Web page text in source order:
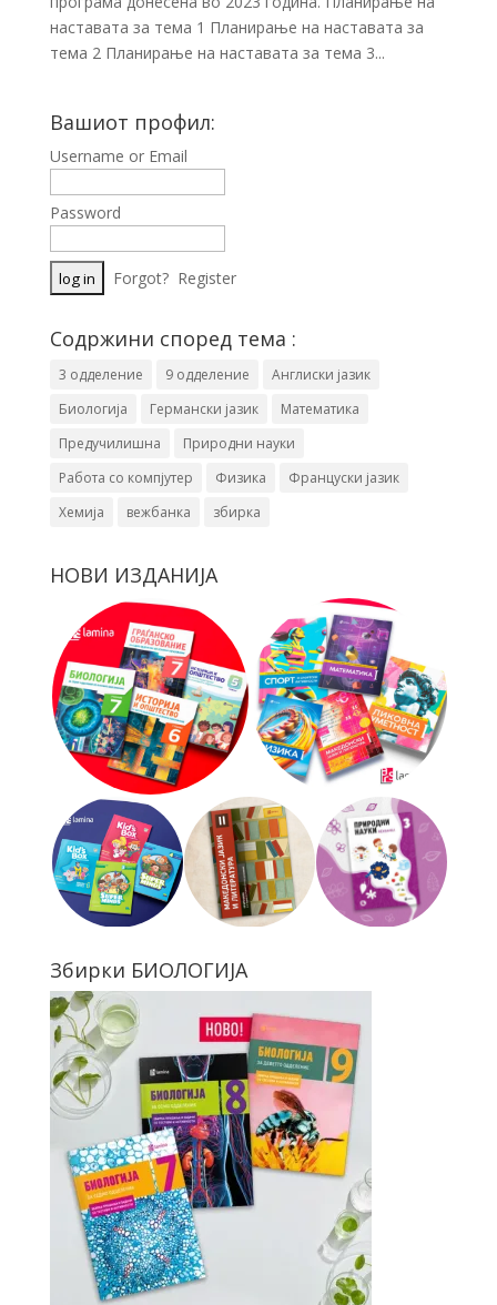
наставата за тема 1 Планирање на наставата за
тема 2 Планирање на наставата за тема 3...
Вашиот профил:
Username or Email
Password
Forgot? Register
Содржини според тема :
3 одделение 9 одделение
Англиски јазик
Биологија
Германски јазик
Математика
Предучилишна
Природни науки
Работа со компјутер
Физика
Француски јазик
Хемија
вежбанка збирка
НОВИ ИЗДАНИЈА
Збирки БИОЛОГИЈА